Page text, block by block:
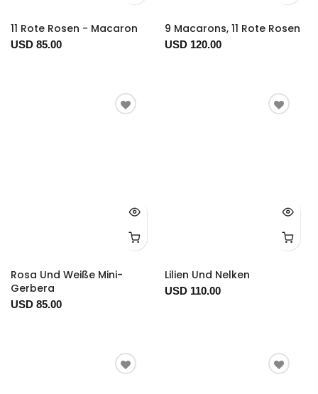
11 Rote Rosen - Macaron
USD 85.00
9 Macarons, 11 Rote Rosen
USD 120.00
Rosa Und Weiße Mini-
Gerbera
USD 85.00
Lilien Und Nelken
USD 110.00